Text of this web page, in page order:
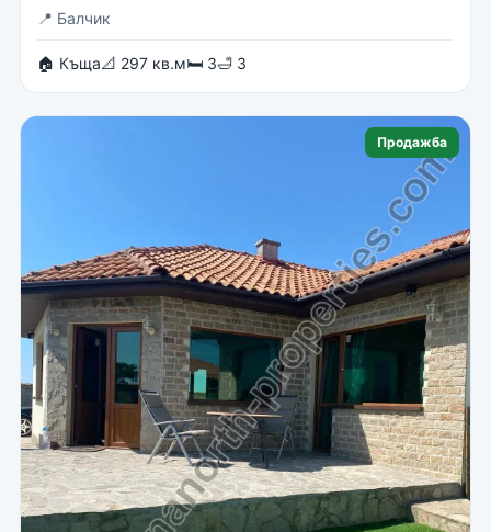
📍 Балчик
🏠 Къща📐 297 кв.м🛏 3🛁 3
Продажба